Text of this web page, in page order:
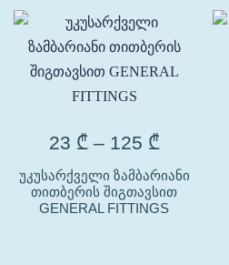
23 ₾ – 125 ₾
უკუსარქველი ზამბარიანი
თითბერის შიგთავსით
GENERAL FITTINGS